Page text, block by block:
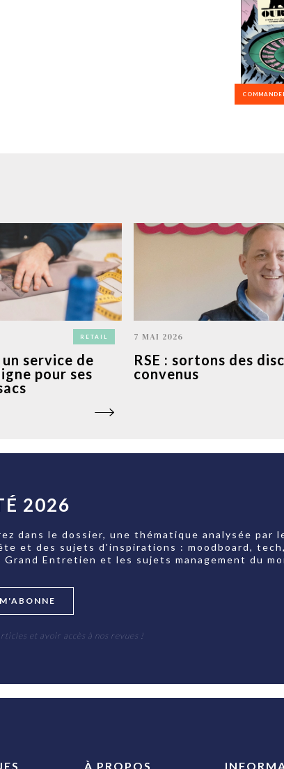
RETAIL
service de
pour ses
7 MAI 2026
RSE : sortons des
convenus
2026
dans le dossier, une thématique analysée par
et des sujets d'inspirations : moodboard, tech,
Grand Entretien et les sujets management du
et avoir accès à nos revues !
À PROPOS